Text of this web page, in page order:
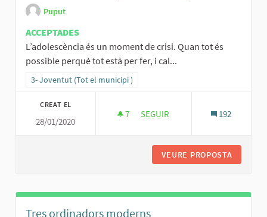
Puput
ACCEPTADES
L’adolescència és un moment de crisi. Quan tot és
possible perquè tot està per fer, i cal...
Resultats al filtrar per la categoria: 3- Joventut (Tot el municipi )
3- Joventut (Tot el municipi )
CREAT EL
28/01/2020
7 7 SEGUIDORES
SEGUIR 192
VEURE PROPOSTA
Tres ordinadors moderns